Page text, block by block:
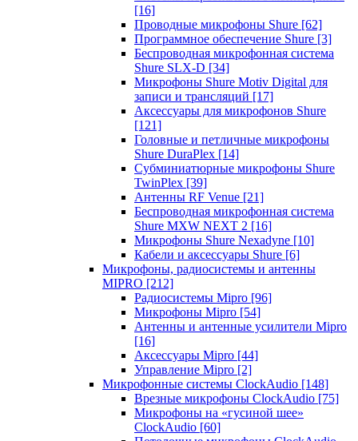
[16]
Проводные микрофоны Shure [62]
Программное обеспечение Shure [3]
Беспроводная микрофонная система
Shure SLX-D [34]
Микрофоны Shure Motiv Digital для
записи и трансляций [17]
Аксессуары для микрофонов Shure
[121]
Головные и петличные микрофоны
Shure DuraPlex [14]
Субминиатюрные микрофоны Shure
TwinPlex [39]
Антенны RF Venue [21]
Беспроводная микрофонная система
Shure MXW NEXT 2 [16]
Микрофоны Shure Nexadyne [10]
Кабели и аксессуары Shure [6]
Микрофоны, радиосистемы и антенны
MIPRO [212]
Радиосистемы Mipro [96]
Микрофоны Mipro [54]
Антенны и антенные усилители Mipro
[16]
Аксессуары Mipro [44]
Управление Mipro [2]
Микрофонные системы ClockAudio [148]
Врезные микрофоны ClockAudio [75]
Микрофоны на «гусиной шее»
ClockAudio [60]